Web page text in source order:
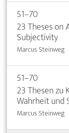
51–70
23 Theses on
Subjectivity
Marcus Steinweg
51–70
23 Thesen zu
Wahrheit und
Marcus Steinweg